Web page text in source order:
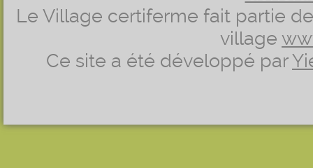
Le Village certiferme fait partie
village
Ce site a été développé par